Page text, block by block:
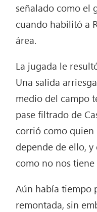
señalado como el
cuando habilitó a
área.
La jugada le
Una salida
medio del campo
pase filtrado de
corrió como quien
depende de ello,
como no nos
Aún había tiempo
remontada, sin